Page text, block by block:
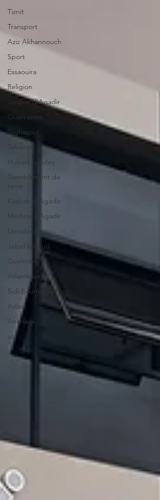
Tiznit
Transport
Aziz Akhannouch
Sport
Essaouira
Religion
Jardins d'Agadir
Ouarzazate
Taghazout
Tafraout
Hubert Lyautey
Tremblement de
terre
Kasbah d'Agadir
Médina d'Agadir
Danialand
Jebel Ighoud
Guelmim
Atlantique
Sidi Boumoussa
Atlas
Animaux
act